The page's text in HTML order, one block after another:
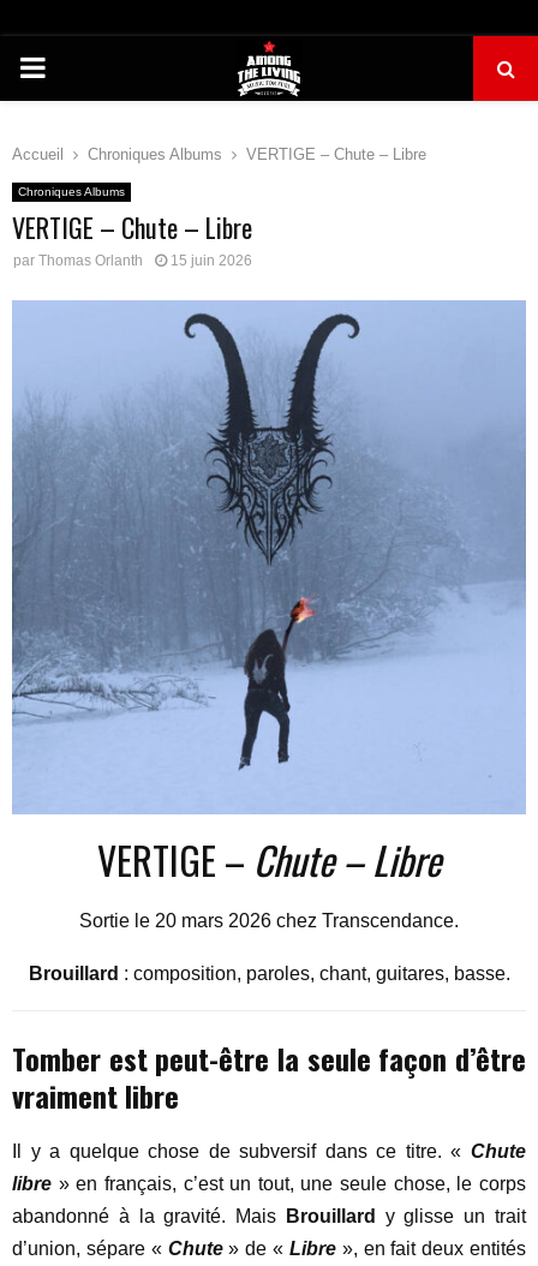
PRIMARY
Accueil Chroniques Albums VERTIGE – Chute – Libre
Chroniques Albums
VERTIGE – Chute – Libre
par Thomas Orlanth 15 juin 2026
VERTIGE – Chute – Libre
Sortie le 20 mars 2026 chez Transcendance.
Brouillard : composition, paroles, chant, guitares, basse.
Tomber est peut-être la seule façon d’être
vraiment libre
Il y a quelque chose de subversif dans ce titre. « Chute
libre » en français, c’est un tout, une seule chose, le corps
abandonné à la gravité. Mais
Brouillard y glisse un trait
d’union, sépare « Chute» de « Libre », en fait deux entités